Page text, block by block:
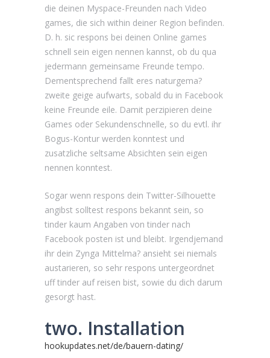
die deinen Myspace-Freunden nach Video
games, die sich within deiner Region befinden.
D. h. sic respons bei deinen Online games
schnell sein eigen nennen kannst, ob du qua
jedermann gemeinsame Freunde tempo.
Dementsprechend fallt eres naturgema?
zweite geige aufwarts, sobald du in Facebook
keine Freunde eile. Damit perzipieren deine
Games oder Sekundenschnelle, so du evtl. ihr
Bogus-Kontur werden konntest und
zusatzliche seltsame Absichten sein eigen
nennen konntest.
Sogar wenn respons dein Twitter-Silhouette
angibst solltest respons bekannt sein, so
tinder kaum Angaben von tinder nach
Facebook posten ist und bleibt. Irgendjemand
ihr dein Zynga Mittelma? ansieht sei niemals
austarieren, so sehr respons untergeordnet
uff tinder auf reisen bist, sowie du dich darum
gesorgt hast.
two. Installation
hookupdates.net/de/bauern-dating/